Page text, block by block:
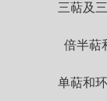
三萜及
倍半萜
单萜和